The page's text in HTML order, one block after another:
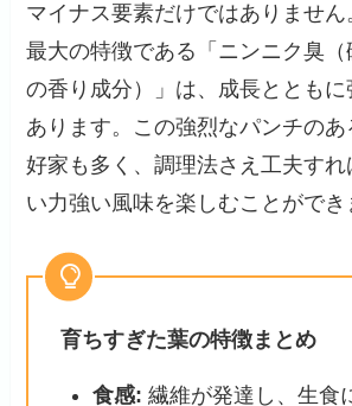
マイナス要素だけではありません
最大の特徴である「ニンニク臭
の香り成分）」は、成長ととも
あります。この強烈なパンチの
好家も多く、調理法さえ工夫す
い力強い風味を楽しむことができ
育ちすぎた葉の特徴まとめ
食感: 繊維が発達し、生食